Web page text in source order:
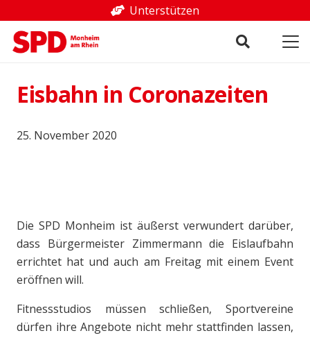
Unterstützen
Eisbahn in Coronazeiten
25. November 2020
Die SPD Monheim ist äußerst verwundert darüber,
dass Bürgermeister Zimmermann die Eislaufbahn
errichtet hat und auch am Freitag mit einem Event
eröffnen will.
Fitnessstudios müssen schließen, Sportvereine
dürfen ihre Angebote nicht mehr stattfinden lassen,